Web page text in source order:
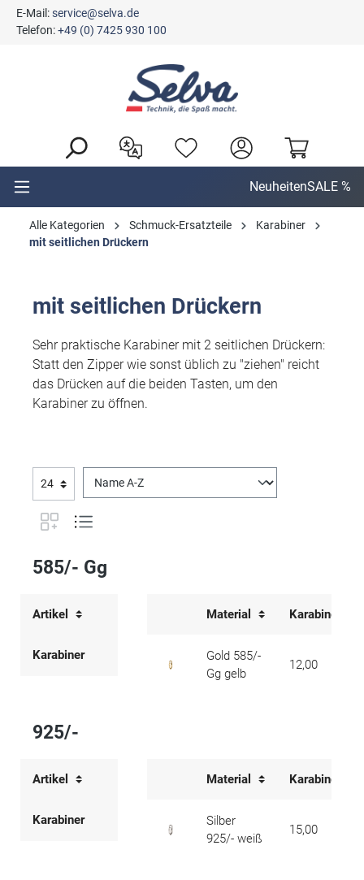
springen
E-Mail:service@selva.de
Telefon:+49 (0) 7425 930 100
NeuheitenSALE %
Alle Kategorien Schmuck-Ersatzteile
Karabiner
mit seitlichen Drückern
mit seitlichen Drückern
Sehr praktische Karabiner mit 2 seitlichen Drückern:
Statt den Zipper wie sonst üblich zu "ziehen" reicht
das Drücken auf die beiden Tasten, um den
Karabiner zu öffnen.
585/- Gg
Artikel Material Karabiner-
Karabiner
Gold 585/-
Gg gelb
12,00
925/-
Artikel Material Karabiner-
Karabiner
Silber
925/- weiß
15,00